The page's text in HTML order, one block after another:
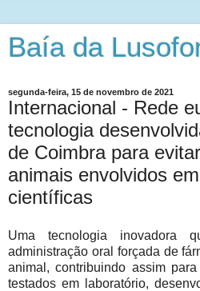
Baía da
segunda-feira, 15 de novembro de 2021
Internacional - Rede
tecnologia
de Coimbra para
animais envolvidos
científicas
Uma tecnologia inovadora
administração oral forçada de
animal, contribuindo assim
testados em laboratório,